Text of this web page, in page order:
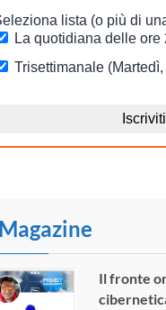
Magazine
Il fronte